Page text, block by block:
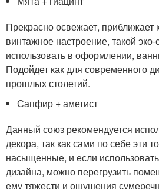
Прекрасно освежает, приближает
винтажное настроение, такой
использовать в оформлении,
Подойдет как для современного
прошлых столетий.
Сапфир + аметист
Данный союз рекомендуется
декора, так как сами по себе эти
насыщенные, и если
дизайна, можно перегрузить
ему тяжести и ощущения